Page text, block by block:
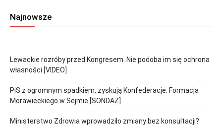
Najnowsze
Lewackie rozróby przed Kongresem. Nie podoba im się ochrona
własności [VIDEO]
PiS z ogromnym spadkiem, zyskują Konfederacje. Formacja
Morawieckiego w Sejmie [SONDAŻ]
Ministerstwo Zdrowia wprowadziło zmiany bez konsultacji?